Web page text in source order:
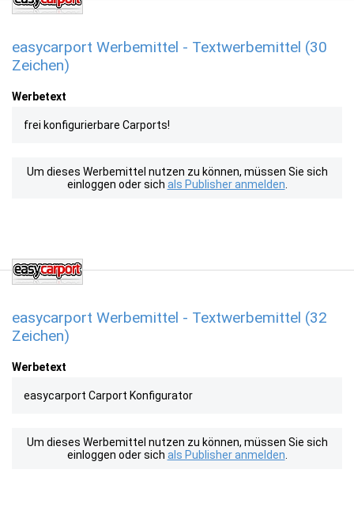
easycarport Werbemittel - Textwerbemittel (30
Zeichen)
Werbetext
frei konfigurierbare Carports!
Um dieses Werbemittel nutzen zu können, müssen Sie sich
einloggen oder sich als Publisher anmelden
easycarport Werbemittel - Textwerbemittel (32
Zeichen)
Werbetext
easycarport Carport Konfigurator
Um dieses Werbemittel nutzen zu können, müssen Sie sich
einloggen oder sich als Publisher anmelden